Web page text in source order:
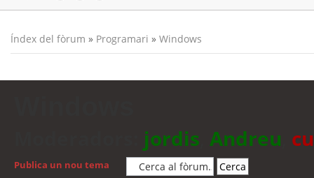
Índex del fòrum » Programari » Windows
jordis Andreu
Publica un nou tema